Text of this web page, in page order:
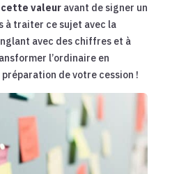
valeuravant de signer un
à traiter ce sujet avec la
avec des chiffres et à
l’ordinaire en
de votre cession !